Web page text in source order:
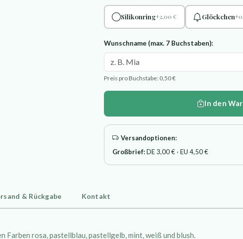
Silikonring+2,00 € Glöckchen
Wunschname (max. 7 Buchstaben):
Preis pro Buchstabe: 0,50 €
In den
Versandoptionen:
Großbrief:DE 3,00 € · EU 4,50 €
& Rückgabe Kontakt
Farben rosa, pastellblau, pastellgelb, mint, weiß und blush.